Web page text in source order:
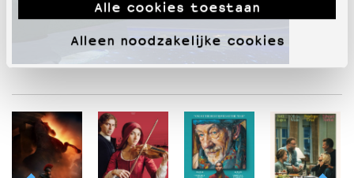
Alle cookies toestaan
Alleen noodzakelijke cookies